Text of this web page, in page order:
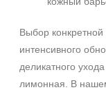
Выбор
интенсивного
деликатного
лимонная. В